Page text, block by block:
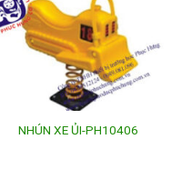
NHÚN XE ỦI-PH10406